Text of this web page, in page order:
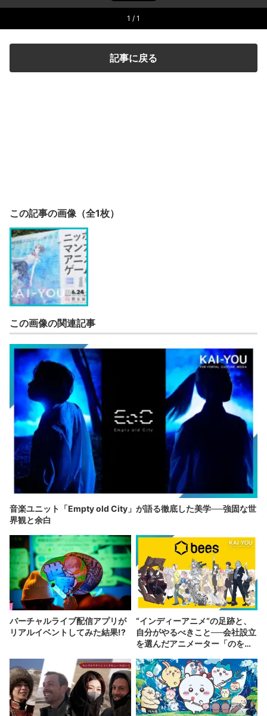
1 / 1
記事に戻る
この記事の画像（全1枚）
この画像の関連記事
音楽ユニット「Empty old City」が語る徹底した美学──強固な世
界観と余白
バーチャルライブ配信アプリが
リアルイベントしてみた結果!?
“インディーアニメ“の足跡と、
自分がやるべきこと──会社設立
を選んだアニメーター「のを